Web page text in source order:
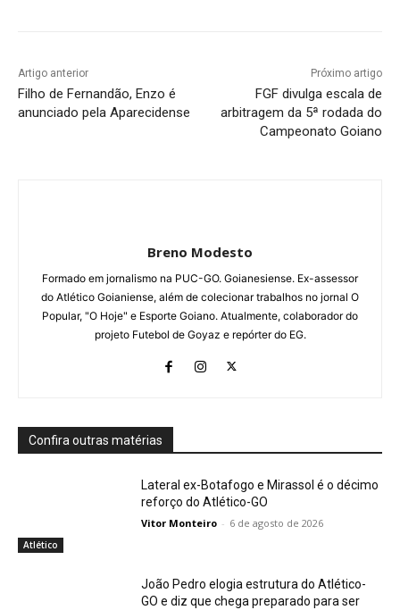
Artigo anterior
Filho de Fernandão, Enzo é
anunciado pela Aparecidense
Próximo artigo
FGF divulga escala de
arbitragem da 5ª rodada do
Campeonato Goiano
Breno Modesto
Formado em jornalismo na PUC-GO. Goianesiense. Ex-assessor
do Atlético Goianiense, além de colecionar trabalhos no jornal O
Popular, "O Hoje" e Esporte Goiano. Atualmente, colaborador do
projeto Futebol de Goyaz e repórter do EG.
Confira outras matérias
Atlético
Lateral ex-Botafogo e Mirassol é o décimo
reforço do Atlético-GO
Vitor Monteiro - 6 de agosto de 2026
João Pedro elogia estrutura do Atlético-
GO e diz que chega preparado para ser